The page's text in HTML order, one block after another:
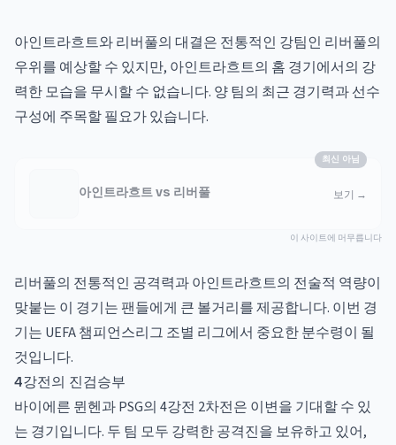
아인트라흐트와 리버풀의 대결은 전통적인 강팀인 리버풀의
우위를 예상할 수 있지만, 아인트라흐트의 홈 경기에서의 강
력한 모습을 무시할 수 없습니다. 양 팀의 최근 경기력과 선수
구성에 주목할 필요가 있습니다.
최신 아님
아인트라흐트 vs 리버풀 보기 →
이 사이트에 머무릅니다
리버풀의 전통적인 공격력과 아인트라흐트의 전술적 역량이
맞붙는 이 경기는 팬들에게 큰 볼거리를 제공합니다. 이번 경
기는 UEFA 챔피언스리그 조별 리그에서 중요한 분수령이 될
것입니다.
4강전의 진검승부
바이에른 뮌헨과 PSG의 4강전 2차전은 이변을 기대할 수 있
는 경기입니다. 두 팀 모두 강력한 공격진을 보유하고 있어,